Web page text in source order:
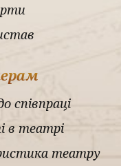
співпраці
в театрі
театру